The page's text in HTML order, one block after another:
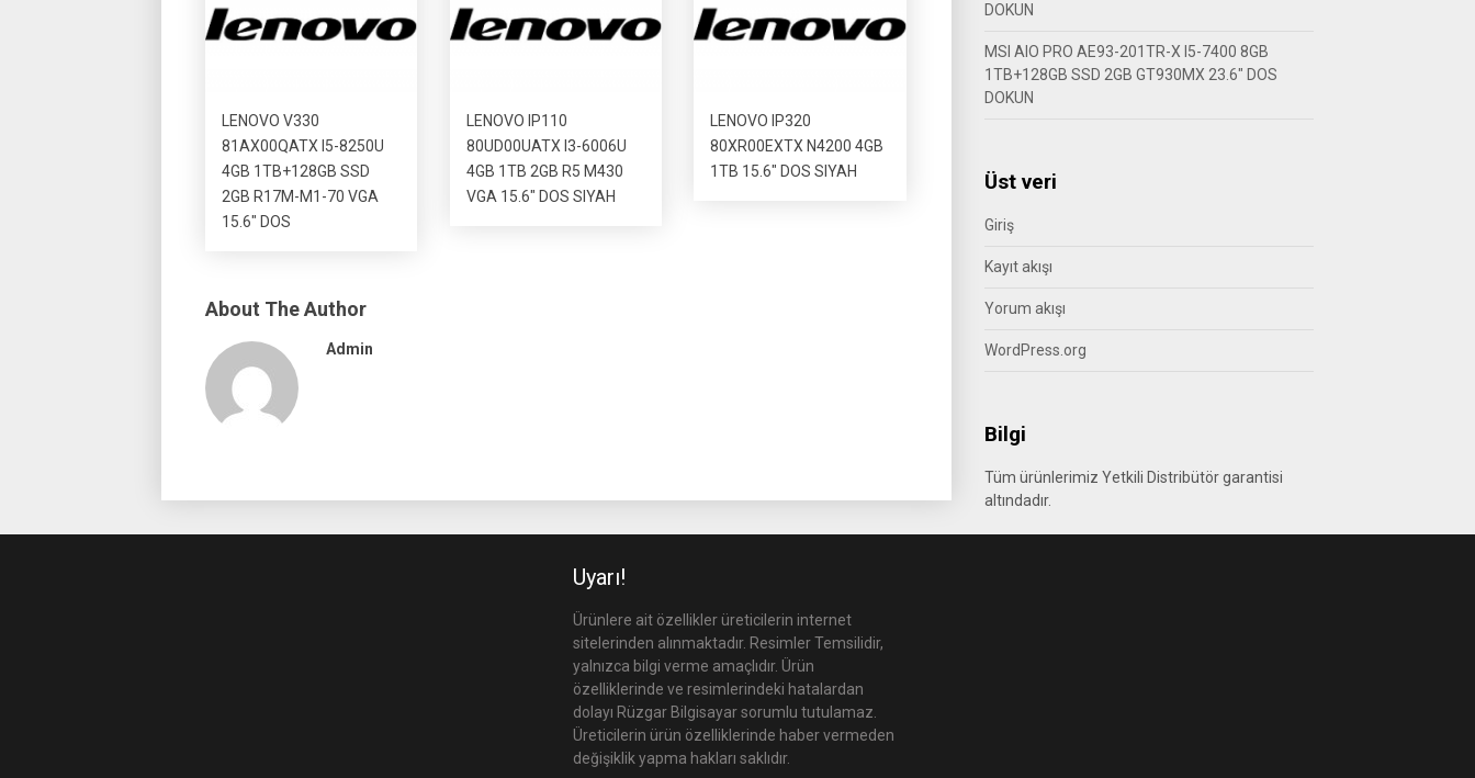
LENOVO V330
81AX00QATX I5-8250U
4GB 1TB+128GB SSD
2GB R17M-M1-70 VGA
15.6″ DOS
LENOVO IP110
80UD00UATX I3-6006U
4GB 1TB 2GB R5 M430
VGA 15.6″ DOS SIYAH
LENOVO IP320
80XR00EXTX N4200 4GB
1TB 15.6″ DOS SIYAH
About The Author
Admin
DOKUN
MSI AIO PRO AE93-201TR-X I5-7400 8GB
1TB+128GB SSD 2GB GT930MX 23.6″ DOS
DOKUN
Üst veri
Giriş
Kayıt akışı
Yorum akışı
WordPress.org
Bilgi
Tüm ürünlerimiz Yetkili Distribütör garantisi
altındadır.
Uyarı!
Ürünlere ait özellikler üreticilerin internet
sitelerinden alınmaktadır. Resimler Temsilidir,
yalnızca bilgi verme amaçlıdır. Ürün
özelliklerinde ve resimlerindeki hatalardan
dolayı Rüzgar Bilgisayar sorumlu tutulamaz.
Üreticilerin ürün özelliklerinde haber vermeden
değişiklik yapma hakları saklıdır.